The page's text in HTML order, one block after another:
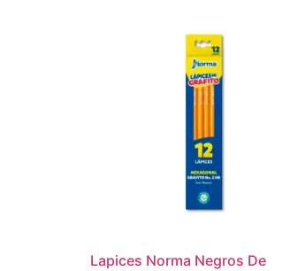
Lapices Norma Negros De